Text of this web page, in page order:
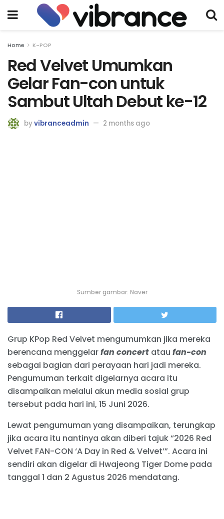
Home K-POP
Red Velvet Umumkan
Gelar Fan-con untuk
Sambut Ultah Debut ke-12
byvibranceadmin 2 months ago
Sumber gambar: Naver
Grup KPop Red Velvet mengumumkan jika mereka
berencana menggelarfan concert atau fan-con
sebagai bagian dari perayaan hari jadi mereka.
Pengumuman terkait digelarnya acara itu
disampaikan melalui akun media sosial grup
tersebut pada hari ini, 15 Juni 2026.
Lewat pengumuman yang disampaikan, terungkap
jika acara itu nantinya akan diberi tajuk “2026 Red
Velvet FAN-CON ‘A Day in Red & Velvet’”. Acara ini
sendiri akan digelar di Hwajeong Tiger Dome pada
tanggal 1 dan 2 Agustus 2026 mendatang.